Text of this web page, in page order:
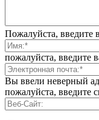
Пожалуйста, введите
пожалуйста, введите
Вы ввели неверный
пожалуйста, введите